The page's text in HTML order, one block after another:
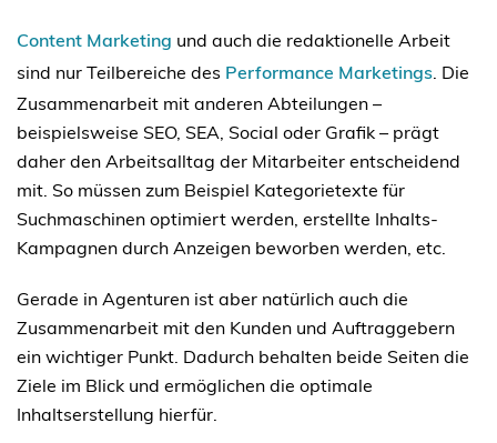
Content Marketing und auch die redaktionelle Arbeit
sind nur Teilbereiche des Performance Marketings. Die
Zusammenarbeit mit anderen Abteilungen –
beispielsweise SEO, SEA, Social oder Grafik – prägt
daher den Arbeitsalltag der Mitarbeiter entscheidend
mit. So müssen zum Beispiel Kategorietexte für
Suchmaschinen optimiert werden, erstellte Inhalts-
Kampagnen durch Anzeigen beworben werden, etc.
Gerade in Agenturen ist aber natürlich auch die
Zusammenarbeit mit den Kunden und Auftraggebern
ein wichtiger Punkt. Dadurch behalten beide Seiten die
Ziele im Blick und ermöglichen die optimale
Inhaltserstellung hierfür.